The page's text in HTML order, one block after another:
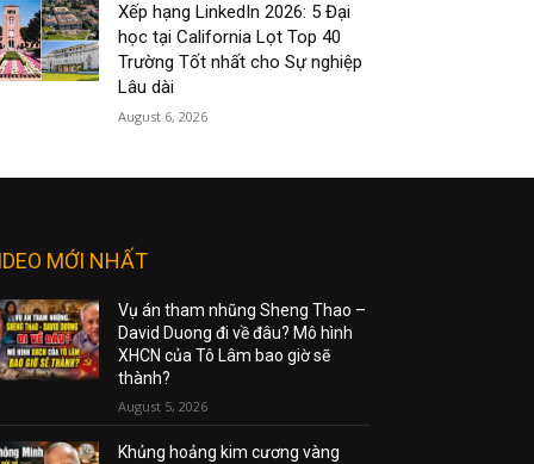
Xếp hạng LinkedIn 2026: 5 Đại
học tại California Lọt Top 40
Trường Tốt nhất cho Sự nghiệp
Lâu dài
August 6, 2026
MỚI NHẤT
Vụ án tham nhũng Sheng Thao –
David Duong đi về đâu? Mô hình
XHCN của Tô Lâm bao giờ sẽ
thành?
August 5, 2026
Khủng hoảng kim cương vàng